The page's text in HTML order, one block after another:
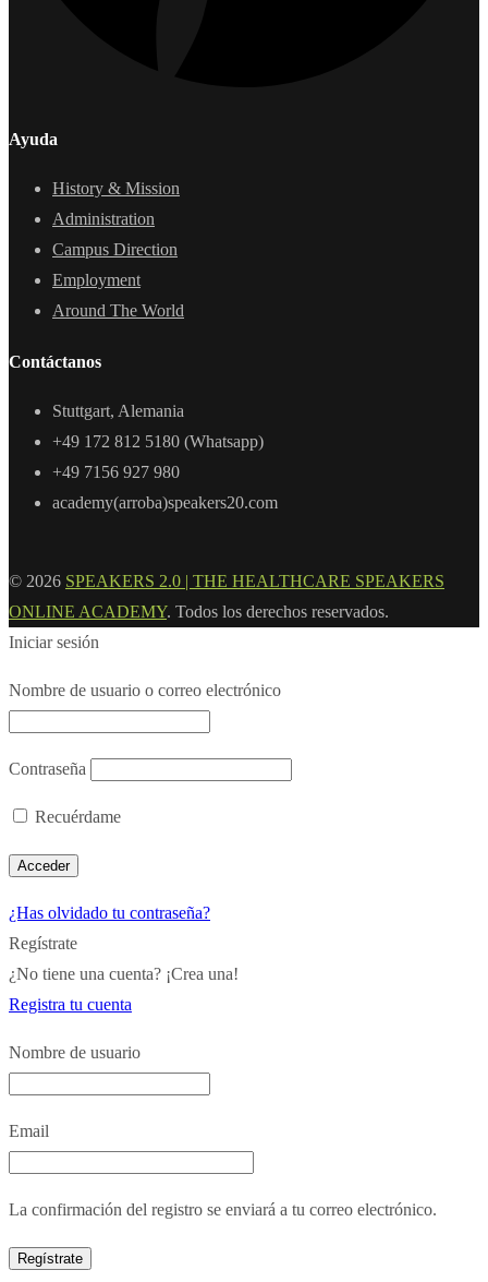
Ayuda
History & Mission
Administration
Campus Direction
Employment
Around The World
Contáctanos
Stuttgart, Alemania
+49 172 812 5180 (Whatsapp)
+49 7156 927 980
academy(arroba)speakers20.com
© 2026 SPEAKERS 2.0 | THE HEALTHCARE SPEAKERS
ONLINE ACADEMY. Todos los derechos reservados.
Iniciar sesión
Nombre de usuario o correo electrónico
Contraseña
Recuérdame
¿Has olvidado tu contraseña?
Regístrate
¿No tiene una cuenta? ¡Crea una!
Registra tu cuenta
Nombre de usuario
Email
La confirmación del registro se enviará a tu correo electrónico.